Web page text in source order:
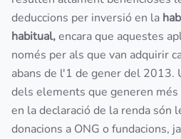
deduccions per inversió en la
habitual,encara que aquestes
només per als que van adquirir
abans de l'1 de gener del 2013.
dels elements que generen més
en la declaració de la renda són
donacions a ONG o fundacions,